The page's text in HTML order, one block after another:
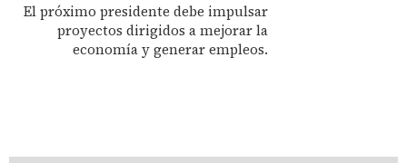
El próximo presidente debe impulsar
proyectos dirigidos a mejorar la
economía y generar empleos.